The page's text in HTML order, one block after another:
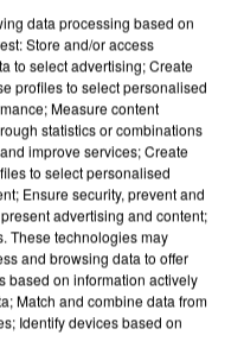
data processing based on
Store and/or access
to select advertising; Create
profiles to select personalised
Measure content
statistics or combinations
improve services; Create
to select personalised
Ensure security, prevent and
advertising and content;
These technologies may
and browsing data to offer
based on information actively
Match and combine data from
Identify devices based on